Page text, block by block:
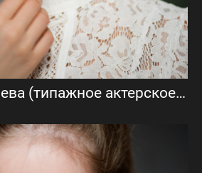
Елена Бердышева (типажное актерское портфолио)